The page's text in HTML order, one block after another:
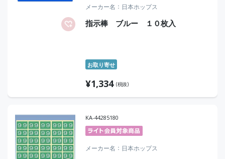
メーカー名 日本ホップス
指示棒 ブルー １０枚入
お取り寄せ
¥1,334 (税抜)
KA-44285180
メーカー名 日本ホップス